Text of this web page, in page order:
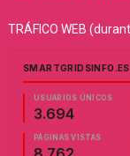
TRÁFICO WEB